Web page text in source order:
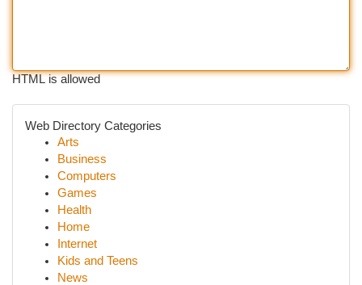
HTML is allowed
Web Directory Categories
Arts
Business
Computers
Games
Health
Home
Internet
Kids and Teens
News